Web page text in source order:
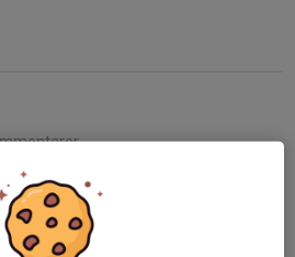
träningar vi har kvar för säsongen